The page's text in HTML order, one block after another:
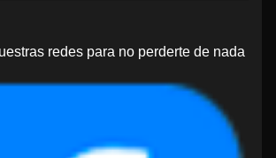
redes para no perderte de nada